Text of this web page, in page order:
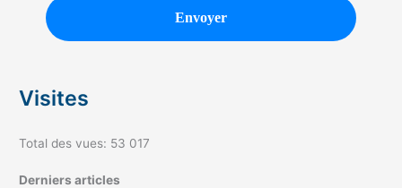
Visites
Total des vues: 53 017
Derniers articles